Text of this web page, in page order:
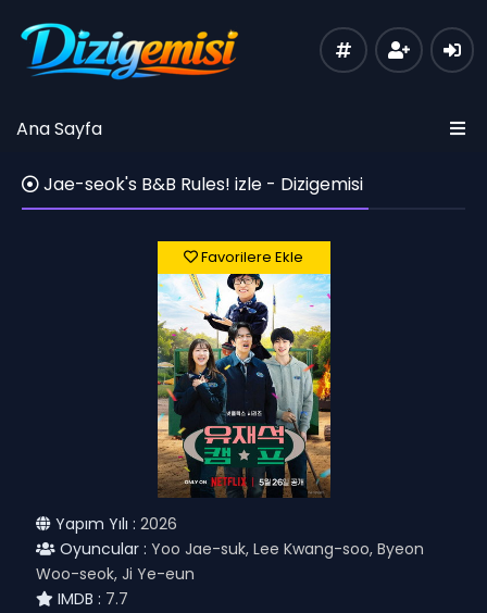
Ana Sayfa
Jae-seok's B&B Rules! izle - Dizigemisi
Favorilere Ekle
Yapım Yılı : 2026
Oyuncular : Yoo Jae-suk, Lee Kwang-soo, Byeon
Woo-seok, Ji Ye-eun
IMDB : 7.7